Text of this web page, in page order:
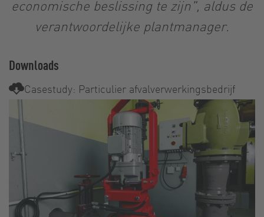
economische beslissing te zijn", aldus de
verantwoordelijke plantmanager.
Downloads
Casestudy: Particulier afvalverwerkingsbedrijf